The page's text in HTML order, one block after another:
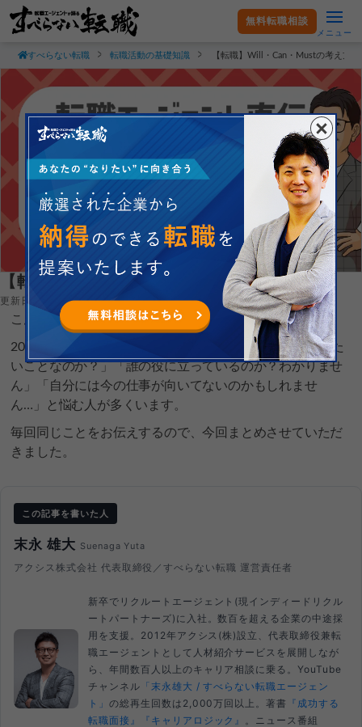
無料転職相談
メニュー
すべらない転職 転職活動の基礎知識 【転職】Will・Can・Mustの考え方
【転職】Will・Can・Mustの考え方って何？
更新日：2023.05.23
こんにちは！すべらない転職の末永です。
20代の転職相談を受けていると「今の仕事が本当にやりた
いことなのか？」「誰の役に立っているのか？わかりませ
ん」「自分には今の仕事が向いてないのかもしれませ
ん…」と悩む人が多くいます。
毎回同じことをお伝えするので、今回まとめさせていただ
きました。
この記事を書いた人
末永 雄大 Suenaga Yuta
アクシス株式会社 代表取締役／すべらない転職 運営責任者
新卒でリクルートエージェント(現インディードリクル
ートパートナーズ)に入社。数百を超える企業の中途採
用を支援。2012年アクシス(株)設立、代表取締役兼転
職エージェントとして人材紹介サービスを展開しなが
ら、年間数百人以上のキャリア相談に乗る。YouTube
チャンネル 「末永雄大 / すべらない転職エージェン
ト」 の総再生回数は2,000万回以上。著書 『成功する
転職面接』
『キャリアロジック』
。ニュース番組